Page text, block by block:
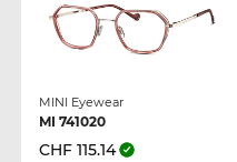
MINI Eyewear
MI 741020
CHF 115.14